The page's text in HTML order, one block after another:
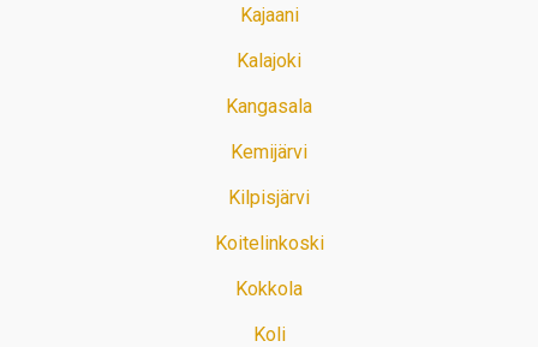
Kajaani
Kalajoki
Kangasala
Kemijärvi
Kilpisjärvi
Koitelinkoski
Kokkola
Koli